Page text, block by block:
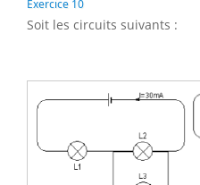
Exercice 10
Soit les circuits suivants :